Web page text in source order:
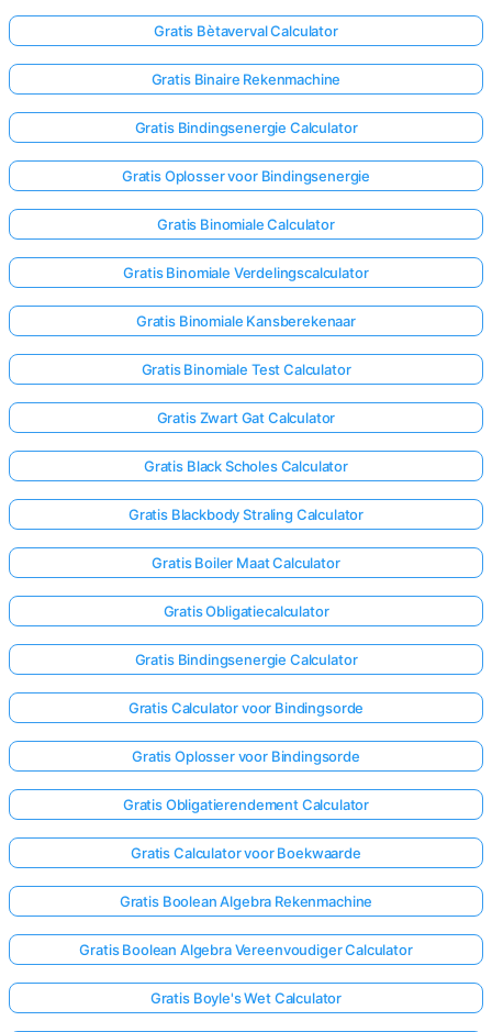
Gratis Bètaverval Calculator
Gratis Binaire Rekenmachine
Gratis Bindingsenergie Calculator
Gratis Oplosser voor Bindingsenergie
Gratis Binomiale Calculator
Gratis Binomiale Verdelingscalculator
Gratis Binomiale Kansberekenaar
Gratis Binomiale Test Calculator
Gratis Zwart Gat Calculator
Gratis Black Scholes Calculator
Gratis Blackbody Straling Calculator
Gratis Boiler Maat Calculator
Gratis Obligatiecalculator
Gratis Bindingsenergie Calculator
Gratis Calculator voor Bindingsorde
Gratis Oplosser voor Bindingsorde
Gratis Obligatierendement Calculator
Gratis Calculator voor Boekwaarde
Gratis Boolean Algebra Rekenmachine
Gratis Boolean Algebra Vereenvoudiger Calculator
Gratis Boyle's Wet Calculator